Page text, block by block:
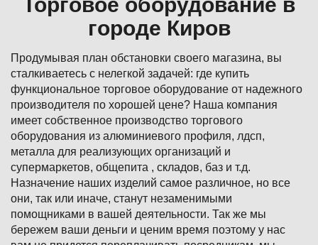
Торговое оборудование в
городе Киров
Продумывая план обстановки своего магазина, вы
сталкиваетесь с нелегкой задачей: где купить
функциональное торговое оборудование от надежного
производителя по хорошей цене? Наша компания
имеет собственное производство торгового
оборудования из алюминиевого профиля, лдсп,
металла для реализующих организаций и
супермаркетов, общепита , складов, баз и т.д.
Назначение наших изделий самое различное, но все
они, так или иначе, станут незаменимыми
помощниками в вашей деятельности. Так же мы
бережем ваши деньги и ценим время поэтому у нас